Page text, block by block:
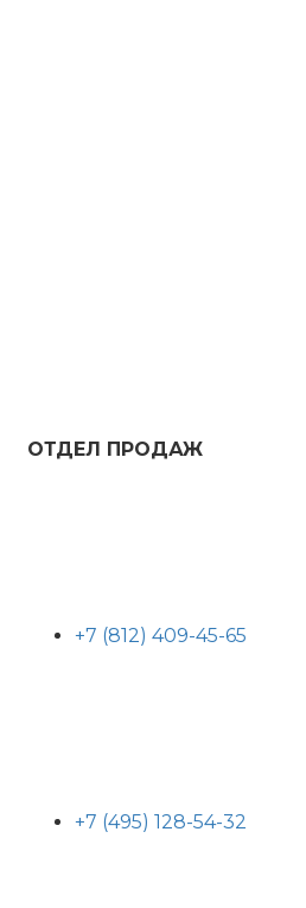
ОТДЕЛ ПРОДАЖ
+7 (812) 409-45-65
+7 (495) 128-54-32